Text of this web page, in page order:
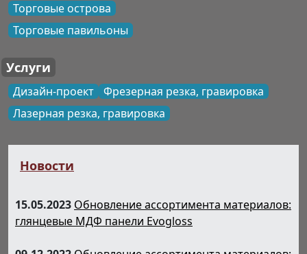
Торговые острова
Торговые павильоны
Услуги
Дизайн-проект
Фрезерная резка, гравировка
Лазерная резка, гравировка
Новости
15.05.2023 Обновление ассортимента материалов:
глянцевые МДФ панели Evogloss